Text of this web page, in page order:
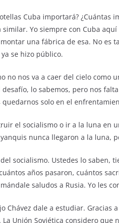
Cuba importará? ¿Cuántas
Yo siempre con Cuba
una fábrica de esa. No es
se hizo público.
no nos va a caer del cielo como
lo sabemos, pero nos
quedarnos solo en el
el socialismo o ir a la luna en
nunca llegaron a la luna,
socialismo. Ustedes lo saben,
años pasaron, cuántos
saludos a Rusia. Yo les
Chávez dale a estudiar. Gracias
La Unión Soviética considero que